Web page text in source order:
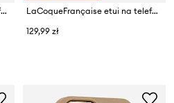
LaCoqueFrançaise etui na telefon IP 17 pro
LaCoqueFrançaise etui na telefon Iphone 16 pm
129,99 zł